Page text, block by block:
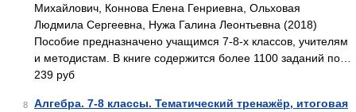
Михайлович, Коннова Елена Генриевна, Ольховая
Людмила Сергеевна, Нужа Галина Леонтьевна (2018)
Пособие предназначено учащимся 7-8-х классов, учителям
и методистам. В книге содержится более 1100 заданий по…
239 руб
8
Алгебра. 7-8 классы. Тематический тренажёр, итоговая